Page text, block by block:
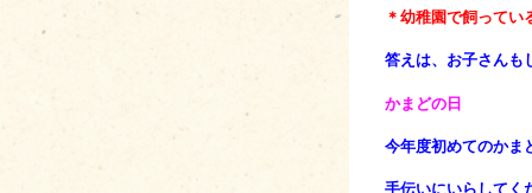
＊幼稚園で飼って
答えは、お子さんも
かまどの日
今年度初めてのかま
手伝いにいらしてく